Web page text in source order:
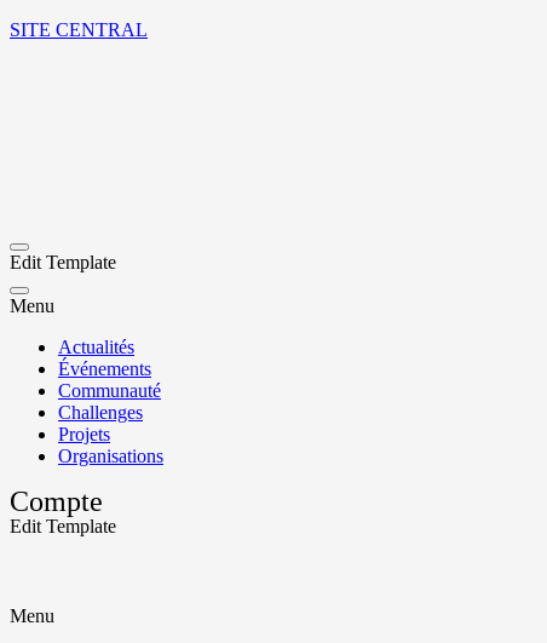
SITE CENTRAL
Menu
Edit Template
Menu
Actualités
Événements
Communauté
Challenges
Projets
Organisations
Compte
Edit Template